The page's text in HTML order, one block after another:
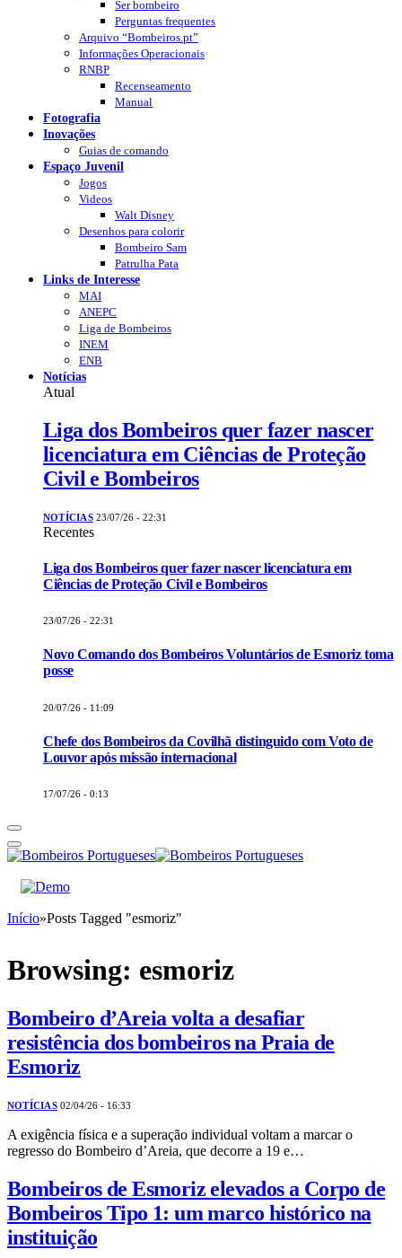
Ser bombeiro
Perguntas frequentes
Arquivo “Bombeiros.pt”
Informações Operacionais
RNBP
Recenseamento
Manual
Fotografia
Inovações
Guias de comando
Espaço Juvenil
Jogos
Videos
Walt Disney
Desenhos para colorir
Bombeiro Sam
Patrulha Pata
Links de Interesse
MAI
ANEPC
Liga de Bombeiros
INEM
ENB
Notícias
Atual
Liga dos Bombeiros quer fazer nascer
licenciatura em Ciências de Proteção
Civil e Bombeiros
NOTÍCIAS 23/07/26 - 22:31
Recentes
Liga dos Bombeiros quer fazer nascer licenciatura em
Ciências de Proteção Civil e Bombeiros
23/07/26 - 22:31
Novo Comando dos Bombeiros Voluntários de Esmoriz toma
posse
20/07/26 - 11:09
Chefe dos Bombeiros da Covilhã distinguido com Voto de
Louvor após missão internacional
17/07/26 - 0:13
Início»Posts Tagged "esmoriz"
Browsing: esmoriz
Bombeiro d’Areia volta a desafiar
resistência dos bombeiros na Praia de
Esmoriz
NOTÍCIAS 02/04/26 - 16:33
A exigência física e a superação individual voltam a marcar o
regresso do Bombeiro d’Areia, que decorre a 19 e…
Bombeiros de Esmoriz elevados a Corpo de
Bombeiros Tipo 1: um marco histórico na
instituição